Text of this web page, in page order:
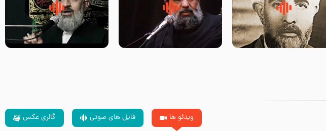
روضه‌ی مجلس یزید ملعون و
اسارت اهل‌بیت علیهم‌السلام –
سلام جوانی که امام حسین علیه
السلام خودش جوابش را دادند
زیارتی که اسباب رزق زیاد و عمر
طولانی است حجت السلام حسین
ویدئو ها فایل های صوتی گالری عکس